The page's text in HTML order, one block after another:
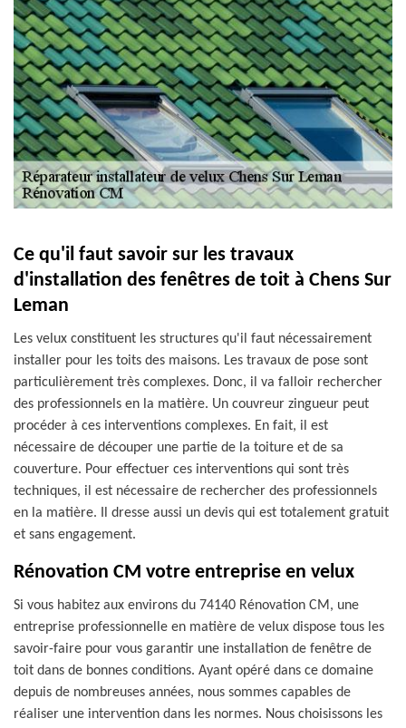
Ce qu'il faut savoir sur les travaux
d'installation des fenêtres de toit à Chens Sur
Leman
Les velux constituent les structures qu'il faut nécessairement
installer pour les toits des maisons. Les travaux de pose sont
particulièrement très complexes. Donc, il va falloir rechercher
des professionnels en la matière. Un couvreur zingueur peut
procéder à ces interventions complexes. En fait, il est
nécessaire de découper une partie de la toiture et de sa
couverture. Pour effectuer ces interventions qui sont très
techniques, il est nécessaire de rechercher des professionnels
en la matière. Il dresse aussi un devis qui est totalement gratuit
et sans engagement.
Rénovation CM votre entreprise en velux
Si vous habitez aux environs du 74140 Rénovation CM, une
entreprise professionnelle en matière de velux dispose tous les
savoir-faire pour vous garantir une installation de fenêtre de
toit dans de bonnes conditions. Ayant opéré dans ce domaine
depuis de nombreuses années, nous sommes capables de
réaliser une intervention dans les normes. Nous choisissons les